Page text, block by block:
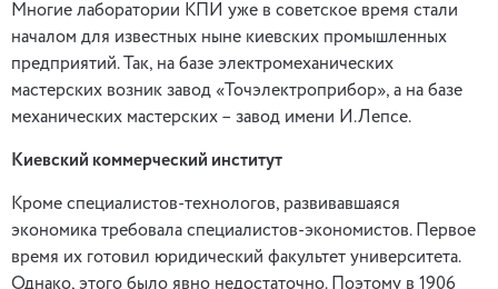
Многие лаборатории КПИ уже в советское время стали
началом для известных ныне киевских промышленных
предприятий. Так, на базе электромеханических
мастерских возник завод «Точэлектроприбор», а на базе
механических мастерских – завод имени И.Лепсе.
Киевский коммерческий институт
Кроме специалистов-технологов, развивавшаяся
экономика требовала специалистов-экономистов. Первое
время их готовил юридический факультет университета.
Однако, этого было явно недостаточно. Поэтому в 1906